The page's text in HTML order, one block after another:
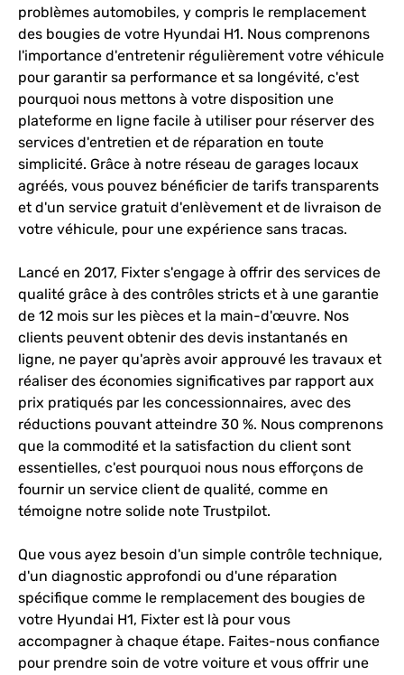
problèmes automobiles, y compris le remplacement
des bougies de votre Hyundai H1. Nous comprenons
l'importance d'entretenir régulièrement votre véhicule
pour garantir sa performance et sa longévité, c'est
pourquoi nous mettons à votre disposition une
plateforme en ligne facile à utiliser pour réserver des
services d'entretien et de réparation en toute
simplicité. Grâce à notre réseau de garages locaux
agréés, vous pouvez bénéficier de tarifs transparents
et d'un service gratuit d'enlèvement et de livraison de
votre véhicule, pour une expérience sans tracas.
Lancé en 2017, Fixter s'engage à offrir des services de
qualité grâce à des contrôles stricts et à une garantie
de 12 mois sur les pièces et la main-d'œuvre. Nos
clients peuvent obtenir des devis instantanés en
ligne, ne payer qu'après avoir approuvé les travaux et
réaliser des économies significatives par rapport aux
prix pratiqués par les concessionnaires, avec des
réductions pouvant atteindre 30 %. Nous comprenons
que la commodité et la satisfaction du client sont
essentielles, c'est pourquoi nous nous efforçons de
fournir un service client de qualité, comme en
témoigne notre solide note Trustpilot.
Que vous ayez besoin d'un simple contrôle technique,
d'un diagnostic approfondi ou d'une réparation
spécifique comme le remplacement des bougies de
votre Hyundai H1, Fixter est là pour vous
accompagner à chaque étape. Faites-nous confiance
pour prendre soin de votre voiture et vous offrir une